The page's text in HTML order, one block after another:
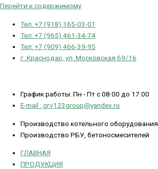
Перейти к содержимому
Тел. +7 (918) 165-03-01
Тел. +7 (965) 461-34-74
Тел. +7 (909) 466-39-95
г. Краснодар, ул. Московская 69/16
График работы: Пн - Пт с 08:00 до 17:00
E-mail : grv123group@yandex.ru
Производство котельного оборудования
Производство РБУ, бетоносмесителей
ГЛАВНАЯ
ПРОДУКЦИЯ